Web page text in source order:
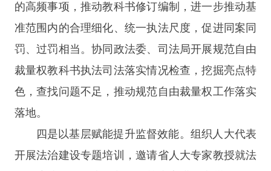
的高频事项，推动教科书修订编制，进一步推动基
准范围内的合理细化、统一执法尺度，促进同案同
罚、过罚相当。协同政法委、司法局开展规范自由
裁量权教科书执法司法落实情况检查，挖掘亮点特
色，查找问题不足，推动规范自由裁量权工作落实
落地。
四是以基层赋能提升监督效能。组织人大代表
开展法治建设专题培训，邀请省人大专家教授就法